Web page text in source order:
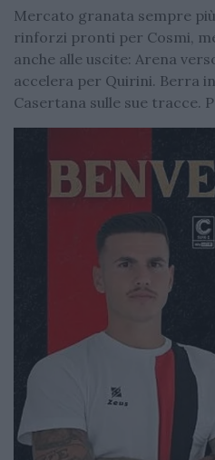
Mercato granata sempre
rinforzi pronti per Cosmi,
anche alle uscite: Arena
accelera per Quirini. Berra
Casertana sulle sue tracce.